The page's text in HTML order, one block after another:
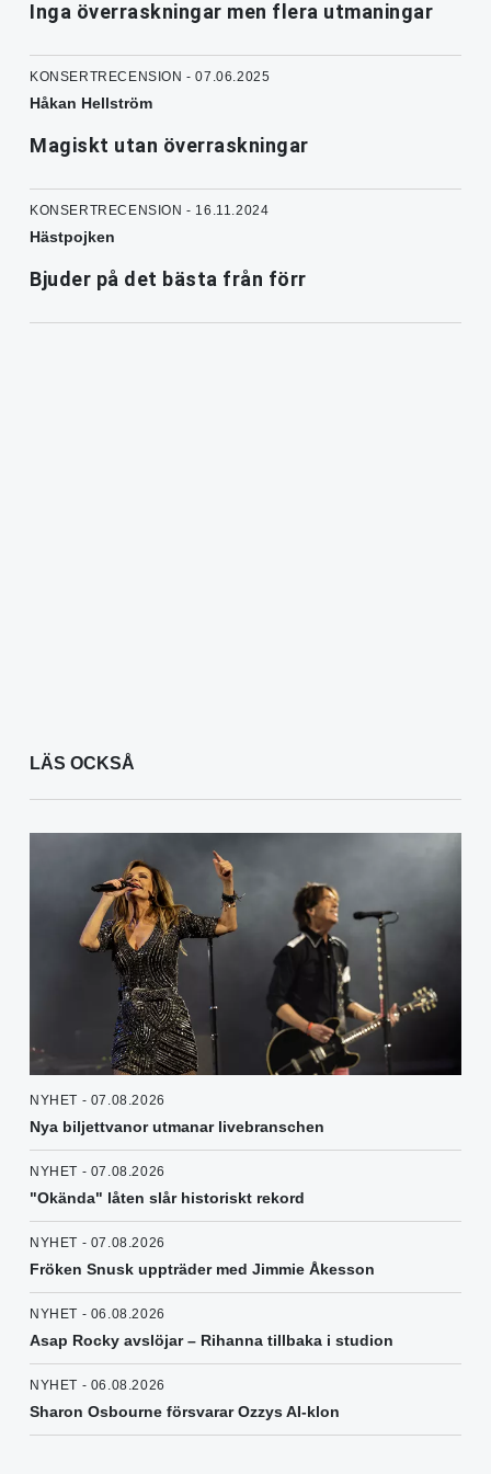
Inga överraskningar men flera utmaningar
KONSERTRECENSION - 07.06.2025
Håkan Hellström
Magiskt utan överraskningar
KONSERTRECENSION - 16.11.2024
Hästpojken
Bjuder på det bästa från förr
LÄS OCKSÅ
NYHET - 07.08.2026
Nya biljettvanor utmanar livebranschen
NYHET - 07.08.2026
"Okända" låten slår historiskt rekord
NYHET - 07.08.2026
Fröken Snusk uppträder med Jimmie Åkesson
NYHET - 06.08.2026
Asap Rocky avslöjar – Rihanna tillbaka i studion
NYHET - 06.08.2026
Sharon Osbourne försvarar Ozzys AI-klon